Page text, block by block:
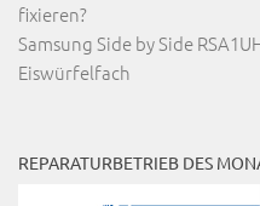
fixieren?
Samsung Side by Side
Eiswürfelfach
REPARATURBETRIEB DES